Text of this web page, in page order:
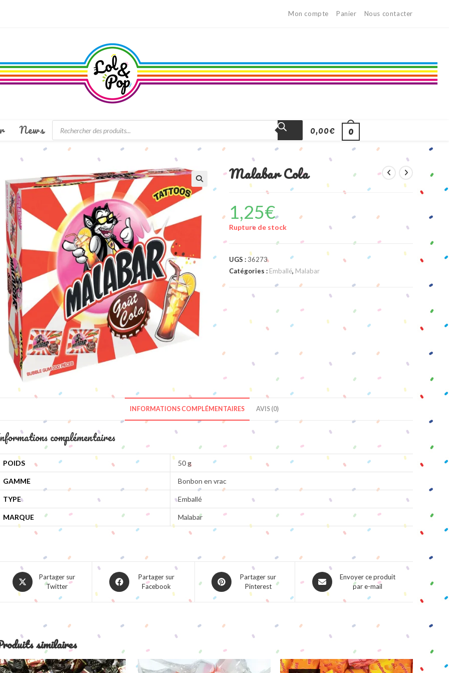
Mon compte Panier Nous contacter
News
de
produits
0,00€ 0
🔍
Malabar Cola
1,25€
Rupture de stock
UGS : 36273
Catégories : Emballé, Malabar
INFORMATIONS COMPLÉMENTAIRES AVIS (0)
complémentaires
POIDS 50 g
GAMME Bonbon en vrac
TYPE Emballé
MARQUE Malabar
Opens
in
Partager sur
Twitter
Opens
in
a
Partager sur
Facebook
Opens
in
a
Partager sur
Pinterest
Opens
in
Envoyer ce produit
par e-mail
similaires